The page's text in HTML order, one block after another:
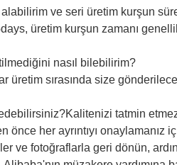
ve seri üretim kurşun
üretim kurşun zamanı
nasıl bilebilirim?
üretim sırasında size
tatmin
önce her ayrıntıyı
ve fotoğraflarla geri dönün,